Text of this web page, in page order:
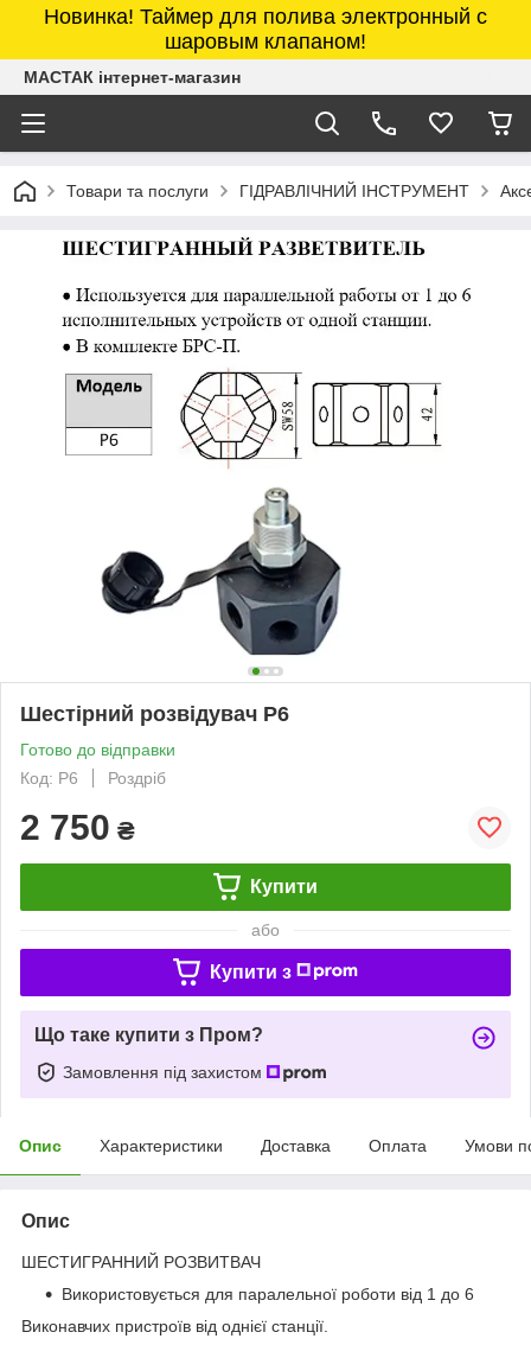
Новинка! Таймер для полива электронный с
шаровым клапаном!
МАСТАК інтернет-магазин
Товари та послуги ГІДРАВЛІЧНИЙ ІНСТРУМЕНТ
Шестірний розвідувач Р6
Готово до відправки
Код: Р6
Роздріб
2 750 ₴
Купити
або
Купити з
Що таке купити з Пром?
Замовлення під захистом
Опис Характеристики Доставка Оплата Умови
Опис
ШЕСТИГРАННИЙ РОЗВИТВАЧ
Використовується для паралельної роботи від 1 до 6
Виконавчих пристроїв від однієї станції.